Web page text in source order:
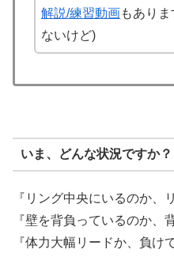
解説/練習動画もあり
ないけど)
いま、どんな状況ですか？
『リング中央にいるのか、
『壁を背負っているのか、
『体力大幅リードか、負け